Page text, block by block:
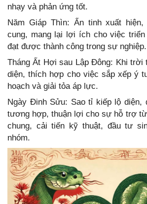
nhạy và phản ứng tốt.
Năm Giáp Thìn: Ấn tinh xuất
cung, mang lại lợi ích cho việc
đạt được thành công trong sự nghiệp.
Tháng Ất Hợi sau Lập Đông: Khi trời
diện, thích hợp cho việc sắp xếp ý
hoạch và giải tỏa áp lực.
Ngày Đinh Sửu: Sao tỉ kiếp lộ diện,
tương hợp, thuận lợi cho sự hỗ trợ
chung, cải tiến kỹ thuật, đầu tư
nhóm.